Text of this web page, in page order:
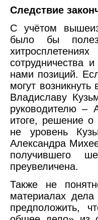
Следствие
С учётом
было бы
сотрудничества
нами позиций.
могут
Владиславу
руководителю –
итоге, решение о
не уровень
Александра
получившего
преувеличена.
Также не
материалах
предположить,